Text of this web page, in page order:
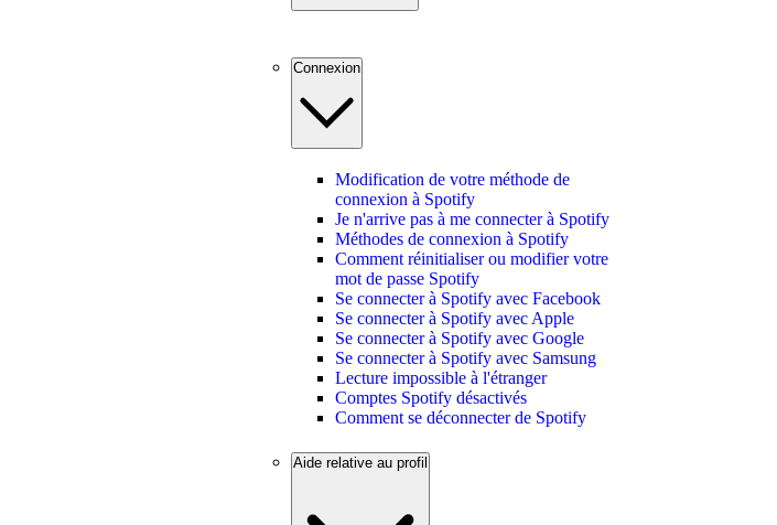
Connexion
Modification de votre méthode de
connexion à Spotify
Je n'arrive pas à me connecter à Spotify
Méthodes de connexion à Spotify
Comment réinitialiser ou modifier votre
mot de passe Spotify
Se connecter à Spotify avec Facebook
Se connecter à Spotify avec Apple
Se connecter à Spotify avec Google
Se connecter à Spotify avec Samsung
Lecture impossible à l'étranger
Comptes Spotify désactivés
Comment se déconnecter de Spotify
Aide relative au profil